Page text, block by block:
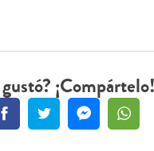
gustó? ¡Compártelo!